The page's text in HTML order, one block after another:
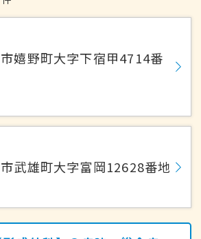
嬉野町大字下宿甲4714番
武雄町大字富岡12628番地